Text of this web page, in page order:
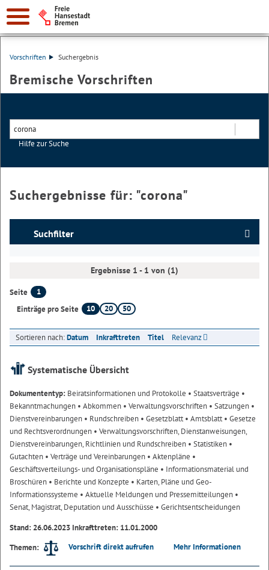
Vorschriften Suchergebnis
Bremische Vorschriften
Hilfe zur Suche
Suchergebnisse für: "corona"
Suchfilter
Ergebnisse 1 - 1 von (1)
Seite
1
Einträge pro Seite
10 20 50
Sortieren nach:Datum Inkrafttreten Titel Relevanz
Systematische Übersicht
Dokumententyp: Beiratsinformationen und Protokolle • Staatsverträge •
Bekanntmachungen • Abkommen • Verwaltungsvorschriften • Satzungen •
Dienstvereinbarungen • Rundschreiben • Gesetzblatt• Amtsblatt• Gesetze
und Rechtsverordnungen • Verwaltungsvorschriften, Dienstanweisungen,
Dienstvereinbarungen, Richtlinien und Rundschreiben • Statistiken •
Gutachten • Verträge und Vereinbarungen • Aktenpläne •
Geschäftsverteilungs- und Organisationspläne • Informationsmaterial und
Broschüren • Berichte und Konzepte • Karten, Pläne und Geo-
Informationssysteme • Aktuelle Meldungen und Pressemitteilungen •
Senat, Magistrat, Deputation und Ausschüsse • Gerichtsentscheidungen
Stand: 26.06.2023 Inkrafttreten: 11.01.2000
Themen:
Vorschrift direkt aufrufen Mehr Informationen